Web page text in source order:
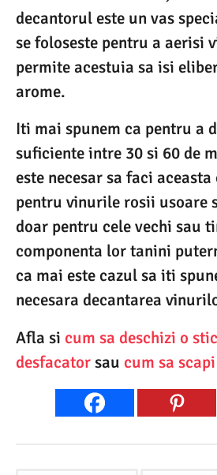
decantorul este un vas
se foloseste pentru a aerisi
permite acestuia sa isi
arome.
Iti mai spunem ca pentru a
suficiente intre 30 si 60 de
este necesar sa faci
pentru vinurile rosii usoare
doar pentru cele vechi sau
componenta lor tanini
ca mai este cazul sa iti
necesara decantarea
Afla si cum sa deschizi o
desfacatorsau cum sa